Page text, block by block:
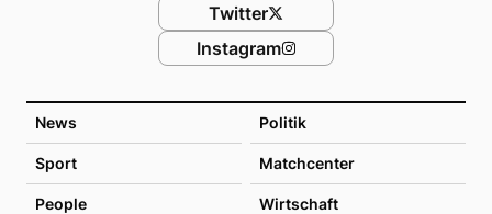
News Politik
Sport Matchcenter
People Wirtschaft
Twitter
Instagram